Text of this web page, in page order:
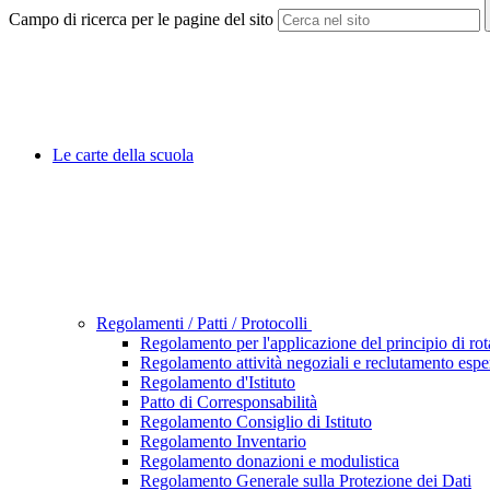
Campo di ricerca per le pagine del sito
Le carte della scuola
Regolamenti / Patti / Protocolli
Regolamento per l'applicazione del principio di
Regolamento attività negoziali e reclutamento
Regolamento d'Istituto
Patto di Corresponsabilità
Regolamento Consiglio di Istituto
Regolamento Inventario
Regolamento donazioni e modulistica
Regolamento Generale sulla Protezione dei Dati